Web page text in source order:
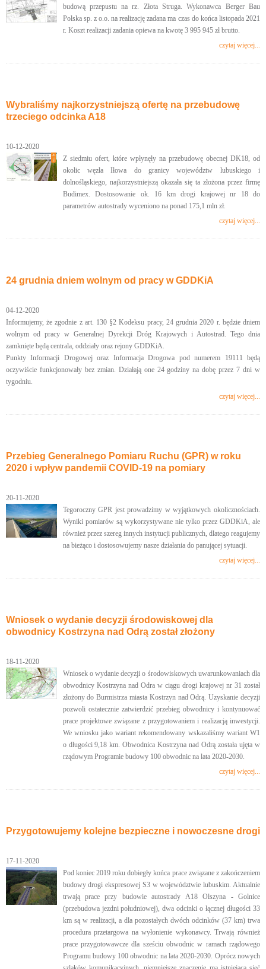
budową przepustu na rz. Złota Struga. Wykonawca Berger Bau
Polska sp. z o.o. na realizację zadana ma czas do końca listopada 2021
r. Koszt realizacji zadania opiewa na kwotę 3 995 945 zł brutto.
czytaj więcej...
Wybraliśmy najkorzystniejszą ofertę na przebudowę
trzeciego odcinka A18
10-12-2020
Z siedmiu ofert, które wpłynęły na przebudowę obecnej DK18, od
okolic węzła Iłowa do granicy województw lubuskiego i
dolnośląskiego, najkorzystniejszą okazała się ta złożona przez firmę
Budimex. Dostosowanie ok. 16 km drogi krajowej nr 18 do
parametrów autostrady wyceniono na ponad 175,1 mln zł.
czytaj więcej...
24 grudnia dniem wolnym od pracy w GDDKiA
04-12-2020
Informujemy, że zgodnie z art. 130 §2 Kodeksu pracy, 24 grudnia 2020 r. będzie dniem
wolnym od pracy w Generalnej Dyrekcji Dróg Krajowych i Autostrad. Tego dnia
zamknięte będą centrala, oddziały oraz rejony GDDKiA.
Punkty Informacji Drogowej oraz Informacja Drogowa pod numerem 19111 będą
oczywiście funkcjonowały bez zmian. Działają one 24 godziny na dobę przez 7 dni w
tygodniu.
czytaj więcej...
Przebieg Generalnego Pomiaru Ruchu (GPR) w roku
2020 i wpływ pandemii COVID-19 na pomiary
20-11-2020
Tegoroczny GPR jest prowadzimy w wyjątkowych okolicznościach.
Wyniki pomiarów są wykorzystywane nie tylko przez GDDKiA, ale
również przez szereg innych instytucji publicznych, dlatego reagujemy
na bieżąco i dostosowujemy nasze działania do panującej sytuacji.
czytaj więcej...
Wniosek o wydanie decyzji środowiskowej dla
obwodnicy Kostrzyna nad Odrą został złożony
18-11-2020
Wniosek o wydanie decyzji o środowiskowych uwarunkowaniach dla
obwodnicy Kostrzyna nad Odra w ciągu drogi krajowej nr 31 został
złożony do Burmistrza miasta Kostrzyn nad Odrą. Uzyskanie decyzji
pozwoli ostatecznie zatwierdzić przebieg obwodnicy i kontynuować
prace projektowe związane z przygotowaniem i realizacją inwestycji.
We wniosku jako wariant rekomendowany wskazaliśmy wariant W1
o długości 9,18 km. Obwodnica Kostrzyna nad Odrą została ujęta w
rządowym Programie budowy 100 obwodnic na lata 2020-2030.
czytaj więcej...
Przygotowujemy kolejne bezpieczne i nowoczesne drogi
17-11-2020
Pod koniec 2019 roku dobiegły końca prace związane z zakończeniem
budowy drogi ekspresowej S3 w województwie lubuskim. Aktualnie
trwają prace przy budowie autostrady A18 Olszyna - Golnice
(przebudowa jezdni południowej), dwa odcinki o łącznej długości 33
km są w realizacji, a dla pozostałych dwóch odcinków (37 km) trwa
procedura przetargowa na wyłonienie wykonawcy. Trwają również
prace przygotowawcze dla sześciu obwodnic w ramach rządowego
Programu budowy 100 obwodnic na lata 2020-2030. Oprócz nowych